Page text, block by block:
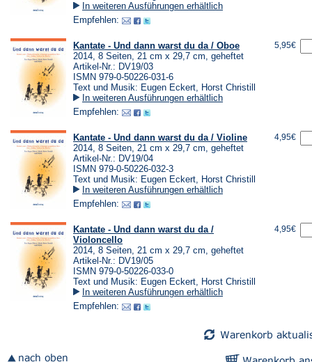
In weiteren Ausführungen erhältlich
Empfehlen:
Kantate - Und dann warst du da / Oboe
2014, 8 Seiten, 21 cm x 29,7 cm, geheftet
Artikel-Nr.: DV19/03
ISMN 979-0-50226-031-6
Text und Musik: Eugen Eckert, Horst Christill
In weiteren Ausführungen erhältlich
Empfehlen:
5,95€
Kantate - Und dann warst du da / Violine
2014, 8 Seiten, 21 cm x 29,7 cm, geheftet
Artikel-Nr.: DV19/04
ISMN 979-0-50226-032-3
Text und Musik: Eugen Eckert, Horst Christill
In weiteren Ausführungen erhältlich
Empfehlen:
4,95€
Kantate - Und dann warst du da /
Violoncello
2014, 8 Seiten, 21 cm x 29,7 cm, geheftet
Artikel-Nr.: DV19/05
ISMN 979-0-50226-033-0
Text und Musik: Eugen Eckert, Horst Christill
In weiteren Ausführungen erhältlich
Empfehlen:
4,95€